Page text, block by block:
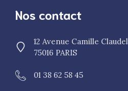
Nos contact
12 Avenue Camille Claudel
75016 PARIS
01 38 62 58 45